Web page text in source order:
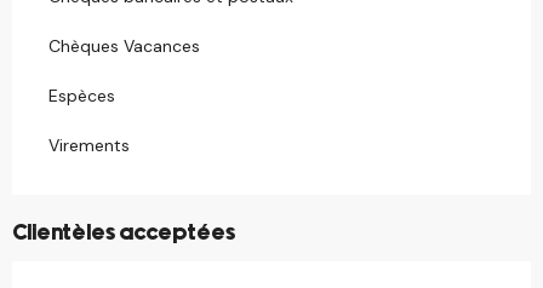
Chèques Vacances
Espèces
Virements
Clientèles acceptées